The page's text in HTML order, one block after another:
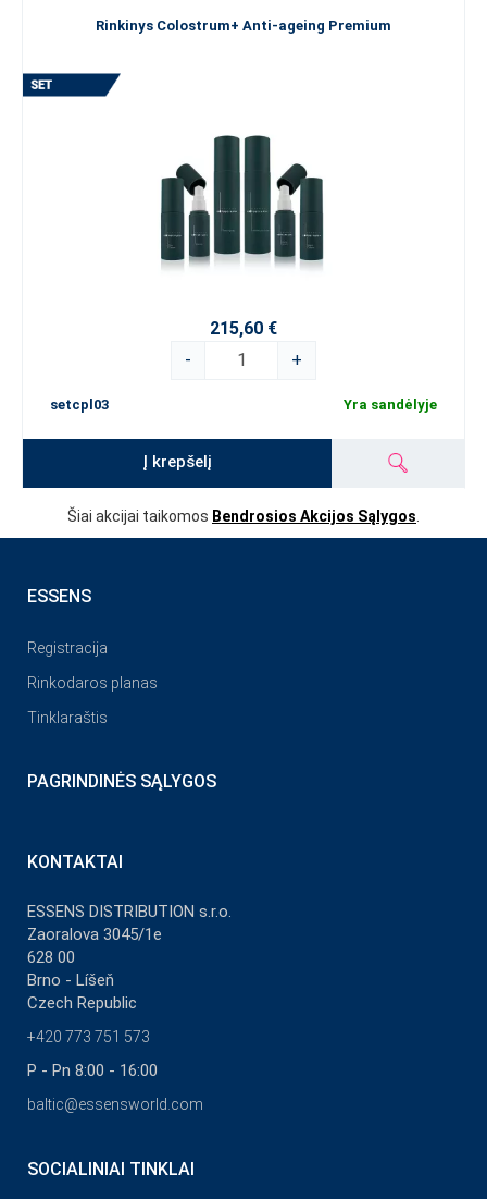
Rinkinys Colostrum+ Anti-ageing Premium
215,60 €
-
+
setcpl03 Yra sandėlyje
Į krepšelį
Šiai akcijai taikomos Bendrosios Akcijos Sąlygos
ESSENS
Registracija
Rinkodaros planas
Tinklaraštis
PAGRINDINĖS SĄLYGOS
KONTAKTAI
ESSENS DISTRIBUTION s.r.o.
Zaoralova 3045/1e
628 00
Brno - Líšeň
Czech Republic
+420 773 751 573
P - Pn 8:00 - 16:00
baltic@essensworld.com
SOCIALINIAI TINKLAI